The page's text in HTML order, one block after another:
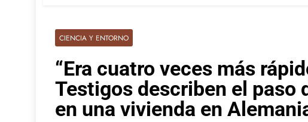
CIENCIA Y ENTORNO
“Era cuatro veces más
Testigos describen el paso
en una vivienda en